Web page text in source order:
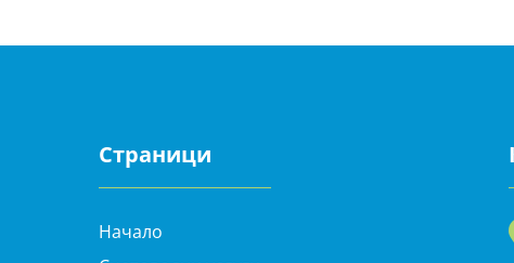
Страници
Начало